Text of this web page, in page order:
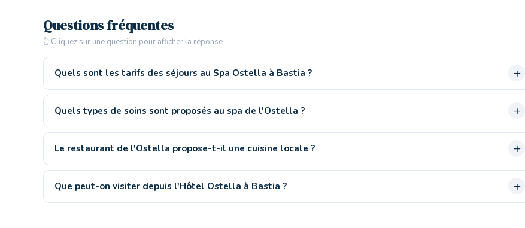
Questions fréquentes
👆 Cliquez sur une question pour afficher la réponse
Quels sont les tarifs des séjours au Spa Ostella à Bastia ?
Quels types de soins sont proposés au spa de l'Ostella ?
Le restaurant de l'Ostella propose-t-il une cuisine locale ?
Que peut-on visiter depuis l'Hôtel Ostella à Bastia ?